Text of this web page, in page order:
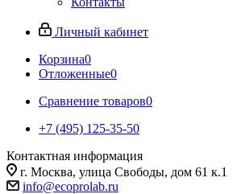
Личный кабинет
Корзина0
Отложенные0
Сравнение товаров0
+7 (495) 125-35-50
Контактная информация
г. Москва, улица Свободы, дом 61 к.1
info@ecoprolab.ru